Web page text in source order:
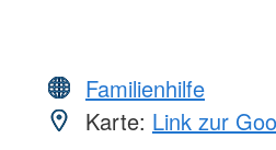
Familienhilfe
Karte: Link zur